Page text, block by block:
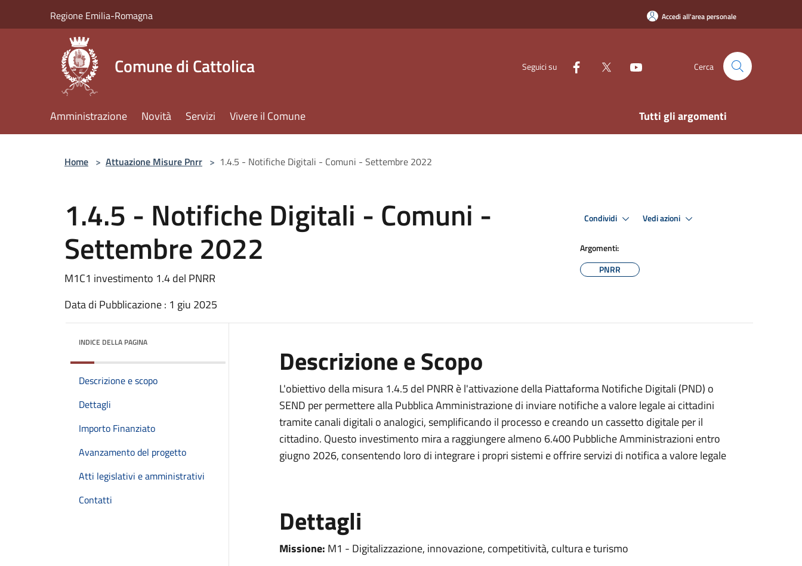
Regione Emilia-Romagna Accedi all'area personale
Comune di Cattolica Seguici su Cerca
Amministrazione Novità Servizi Vivere il Comune Tutti gli argomenti
Home > Attuazione Misure Pnrr > 1.4.5 - Notifiche Digitali - Comuni - Settembre 2022
1.4.5 - Notifiche Digitali - Comuni -
Settembre 2022
M1C1 investimento 1.4 del PNRR
Data di Pubblicazione : 1 giu 2025
Condividi Vedi azioni
Argomenti:
PNRR
INDICE DELLA PAGINA
Descrizione e scopo
Dettagli
Importo Finanziato
Avanzamento del progetto
Atti legislativi e amministrativi
Contatti
Descrizione e Scopo
L'obiettivo della misura 1.4.5 del PNRR è l'attivazione della Piattaforma Notifiche Digitali (PND) o
SEND per permettere alla Pubblica Amministrazione di inviare notifiche a valore legale ai cittadini
tramite canali digitali o analogici, semplificando il processo e creando un cassetto digitale per il
cittadino. Questo investimento mira a raggiungere almeno 6.400 Pubbliche Amministrazioni entro
giugno 2026, consentendo loro di integrare i propri sistemi e offrire servizi di notifica a valore legale
Dettagli
Missione: M1 - Digitalizzazione, innovazione, competitività, cultura e turismo